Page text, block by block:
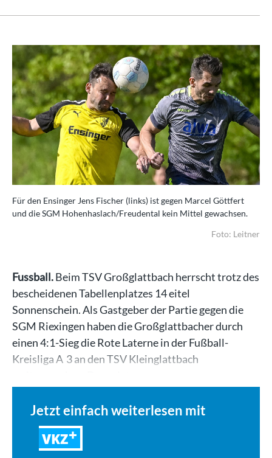
Für den Ensinger Jens Fischer (links) ist gegen Marcel Göttfert
und die SGM Hohenhaslach/Freudental kein Mittel gewachsen.
Foto: Leitner
Fussball.Beim TSV Großglattbach herrscht trotz des
bescheidenen Tabellenplatzes 14 eitel
Sonnenschein. Als Gastgeber der Partie gegen die
SGM Riexingen haben die Großglattbacher durch
einen 4:1-Sieg die Rote Laterne in der Fußball-
Kreisliga A 3 an den TSV Kleinglattbach
Jetzt einfach weiterlesen mit
VKZ